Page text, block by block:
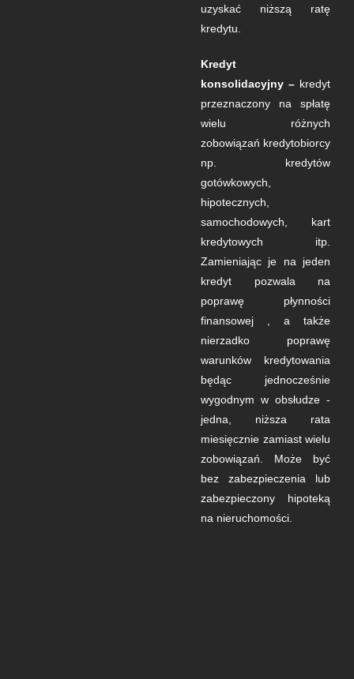
uzyskać niższą ratę
kredytu.
Kredyt
konsolidacyjny – kredyt
przeznaczony na spłatę
wielu różnych
zobowiązań kredytobiorcy
np. kredytów
gotówkowych,
hipotecznych,
samochodowych, kart
kredytowych itp.
Zamieniając je na jeden
kredyt pozwala na
poprawę płynności
finansowej , a także
nierzadko poprawę
warunków kredytowania
będąc jednocześnie
wygodnym w obsłudze -
jedna, niższa rata
miesięcznie zamiast wielu
zobowiązań. Może być
bez zabezpieczenia lub
zabezpieczony hipoteką
na nieruchomości.